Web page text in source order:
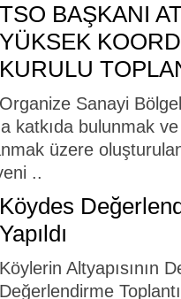
TSO BAŞKANI
YÜKSEK
KURULU
Organize Sanayi
katkıda bulunmak
üzere
..
Köydes
Yapıldı
Köylerin Altyapısının
Değerlendirme